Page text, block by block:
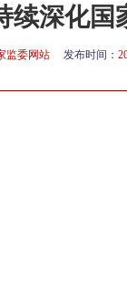
续深化国
监委网站 发布时间：